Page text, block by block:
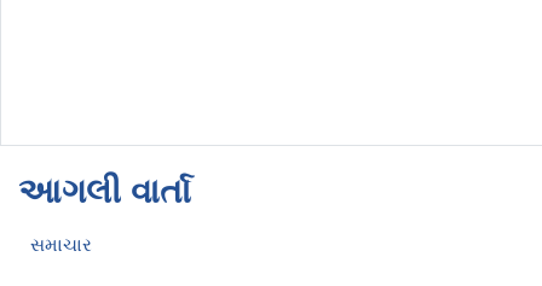
આગલી વાર્તા
સમાચાર